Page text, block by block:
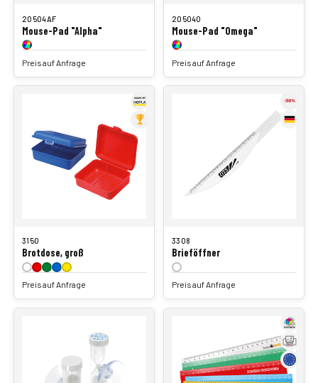
20504AF
Mouse-Pad "Alpha"
Preis auf Anfrage
20504O
Mouse-Pad "Omega"
Preis auf Anfrage
3150
Brotdose, groß
Preis auf Anfrage
3308
Brieföffner
Preis auf Anfrage